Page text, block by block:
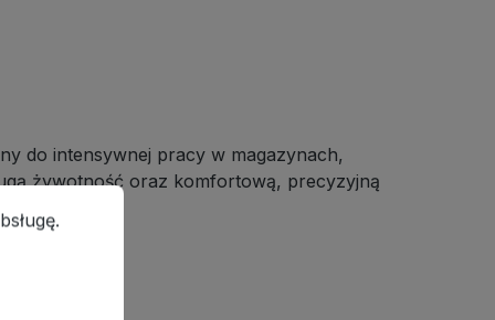
do intensywnej pracy w magazynach,
żywotność oraz komfortową, precyzyjną
Więcej informacji...